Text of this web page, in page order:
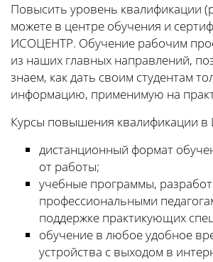
Повысить уровень квалификации
можете в центре обучения и
ИСОЦЕНТР. Обучение рабочим
из наших главных направлений,
знаем, как дать своим студентам
информацию, применимую на
Курсы повышения квалификации
дистанционный формат
от работы;
учебные программы,
профессиональными
поддержке практикующих
обучение в любое удобное
устройства с выходом в